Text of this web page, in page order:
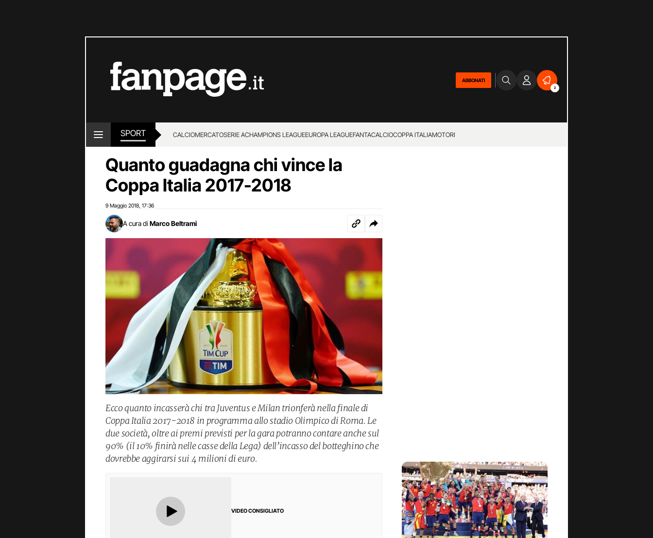
ABBONATI
2
SPORT CALCIOMERCATOSERIE ACHAMPIONS LEAGUEEUROPA LEAGUEFANTACALCIOCOPPA ITALIAMOTORI
Quanto guadagna chi vince la
Coppa Italia 2017-2018
9 Maggio 2018 17:36
A cura di Marco Beltrami
Ecco quanto incasserà chi tra Juventus e Milan trionferà nella finale di
Coppa Italia 2017-2018 in programma allo stadio Olimpico di Roma. Le
due società, oltre ai premi previsti per la gara potranno contare anche sul
90% (il 10% finirà nelle casse della Lega) dell’incasso del botteghino che
dovrebbe aggirarsi sui 4 milioni di euro.
VIDEO CONSIGLIATO